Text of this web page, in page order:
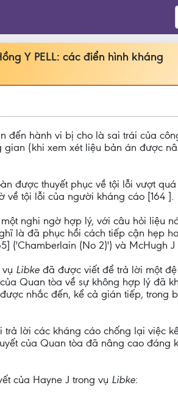
Y PELL: các điển hình kháng
đến hành vi bị cho là sai trái của
(khi xem xét liệu bản án được
được thuyết phục về tội lỗi vượt
về tội lỗi của người kháng cáo [164 ].
nghi ngờ hợp lý, với câu hỏi liệu
là đã phục hồi cách tiếp cận hẹp
('Chamberlain (No 2)') và McHugh J
Libke đã được viết để trả lời một
Quan tòa về sự không hợp lý đã
nhắc đến, kể cả gián tiếp, trong
lời các kháng cáo chống lại việc
của Quan tòa đã nâng cao đáng
của Hayne J trong vụ Libke: